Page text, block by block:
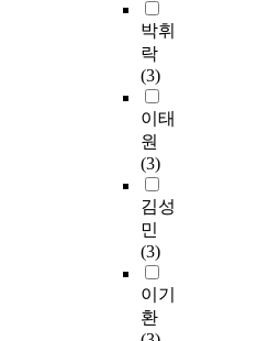
박휘
락
(3)
이태
원
(3)
김성
민
(3)
이기
환